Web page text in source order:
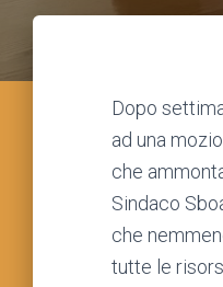
Dopo
ad una
che
Sindaco
che
tutte le